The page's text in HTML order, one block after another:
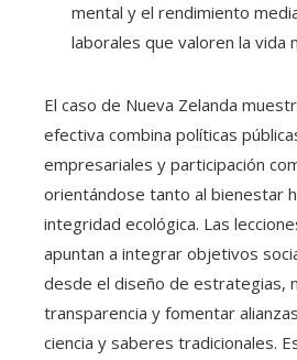
mental y el rendimiento
laborales que valoren la vida
El caso de Nueva Zelanda
efectiva combina políticas
empresariales y participación
orientándose tanto al bienestar
integridad ecológica. Las
apuntan a integrar objetivos
desde el diseño de estrategias,
transparencia y fomentar
ciencia y saberes tradicionales.